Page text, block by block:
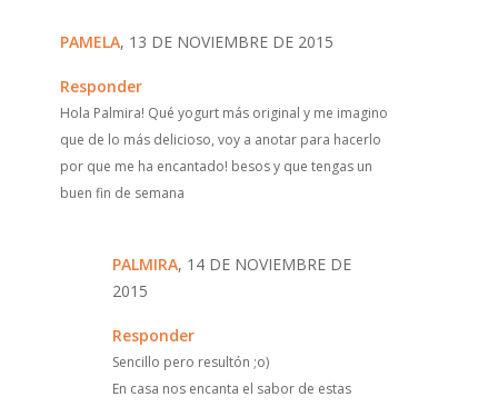
PAMELA, 13 DE NOVIEMBRE DE 2015
Responder
Hola Palmira! Qué yogurt más original y me imagino
que de lo más delicioso, voy a anotar para hacerlo
por que me ha encantado! besos y que tengas un
buen fin de semana
PALMIRA, 14 DE NOVIEMBRE DE
2015
Responder
Sencillo pero resultón ;o)
En casa nos encanta el sabor de estas